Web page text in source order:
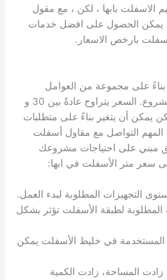
بابها ، لكن ، مع مقول
يمكن الحصول على افضل خدمات
بارخص الاسعار.
على مجموعة من العوامل
المختلفة التي تؤثر على تكلفة المشروع. السعر يتراوح عادةً بين 30 و
يمكن أن يتغير بناءً على متطلبات
التواصل مع مقاول أسفلت
مبني على احتياجات مشروعك
سعر متر الأسفلت في ابها:
التجهيزات المطلوبة لبدء العمل.
المطلوبة لطبقة الأسفلت تؤثر بشكل
المستخدمة في خليط الأسفلت يمكن
زادت المساحة، زادت الكمية